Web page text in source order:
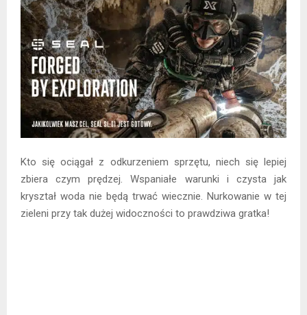
Kto się ociągał z odkurzeniem sprzętu, niech się lepiej
zbiera czym prędzej. Wspaniałe warunki i czysta jak
kryształ woda nie będą trwać wiecznie. Nurkowanie w tej
zieleni przy tak dużej widoczności to prawdziwa gratka!